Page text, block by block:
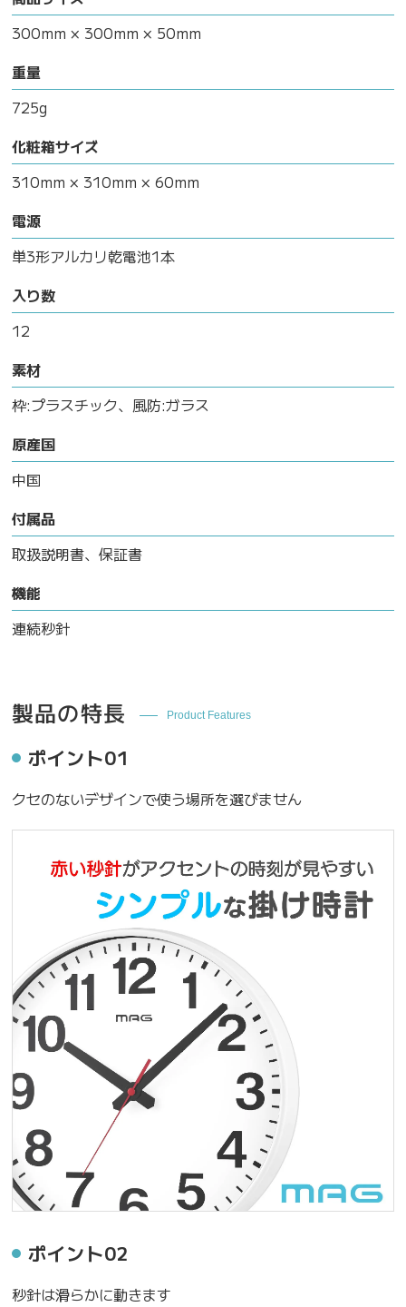
300mm × 300mm × 50mm
重量
725g
化粧箱サイズ
310mm × 310mm × 60mm
電源
単3形アルカリ乾電池1本
入り数
12
素材
枠:プラスチック、風防:ガラス
原産国
中国
付属品
取扱説明書、保証書
機能
連続秒針
製品の特長 Product Features
ポイント01
クセのないデザインで使う場所を選びません
ポイント02
秒針は滑らかに動きます